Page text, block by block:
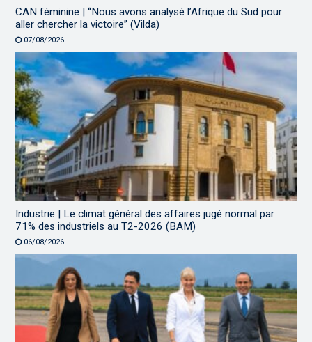
CAN féminine | “Nous avons analysé l’Afrique du Sud pour
aller chercher la victoire” (Vilda)
07/08/2026
Industrie | Le climat général des affaires jugé normal par
71% des industriels au T2-2026 (BAM)
06/08/2026